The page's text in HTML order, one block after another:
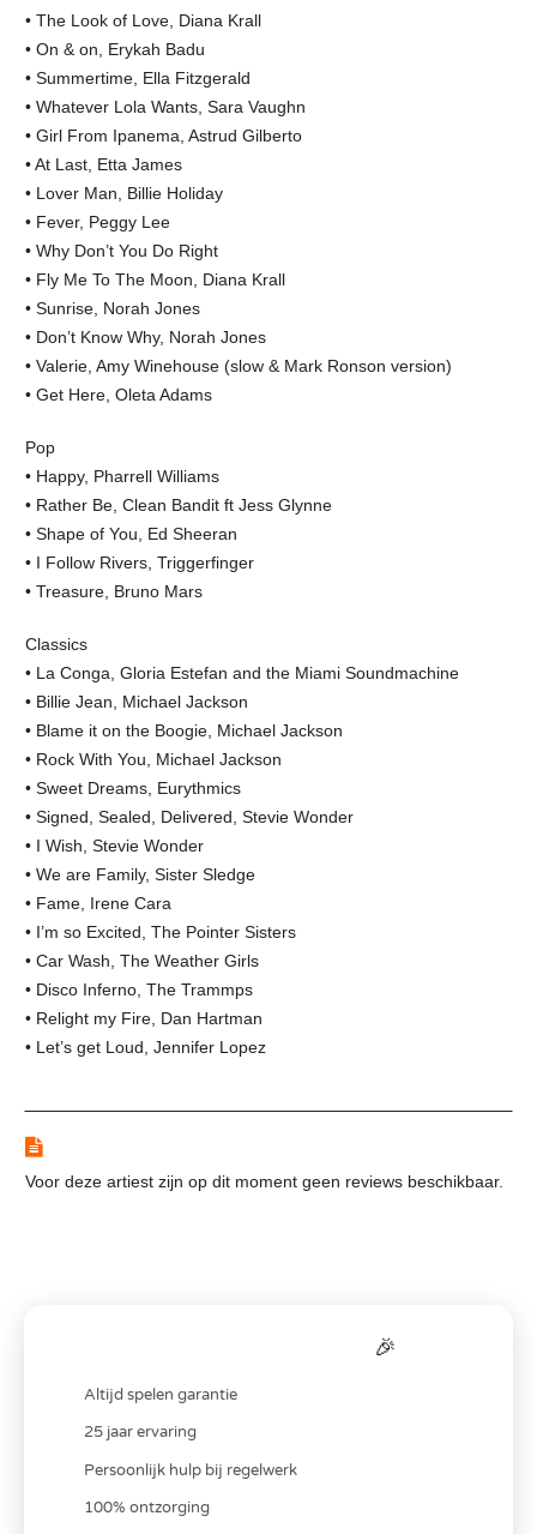
• The Look of Love, Diana Krall
• On & on, Erykah Badu
• Summertime, Ella Fitzgerald
• Whatever Lola Wants, Sara Vaughn
• Girl From Ipanema, Astrud Gilberto
• At Last, Etta James
• Lover Man, Billie Holiday
• Fever, Peggy Lee
• Why Don’t You Do Right
• Fly Me To The Moon, Diana Krall
• Sunrise, Norah Jones
• Don’t Know Why, Norah Jones
• Valerie, Amy Winehouse (slow & Mark Ronson version)
• Get Here, Oleta Adams
Pop
• Happy, Pharrell Williams
• Rather Be, Clean Bandit ft Jess Glynne
• Shape of You, Ed Sheeran
• I Follow Rivers, Triggerfinger
• Treasure, Bruno Mars
Classics
• La Conga, Gloria Estefan and the Miami Soundmachine
• Billie Jean, Michael Jackson
• Blame it on the Boogie, Michael Jackson
• Rock With You, Michael Jackson
• Sweet Dreams, Eurythmics
• Signed, Sealed, Delivered, Stevie Wonder
• I Wish, Stevie Wonder
• We are Family, Sister Sledge
• Fame, Irene Cara
• I’m so Excited, The Pointer Sisters
• Car Wash, The Weather Girls
• Disco Inferno, The Trammps
• Relight my Fire, Dan Hartman
• Let’s get Loud, Jennifer Lopez
Voor deze artiest zijn op dit moment geen reviews beschikbaar.
🎉
Altijd spelen garantie
25 jaar ervaring
Persoonlijk hulp bij regelwerk
100% ontzorging